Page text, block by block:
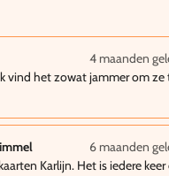
4 maanden
vind het zowat jammer om ze
6 maanden
Karlijn. Het is iedere keer